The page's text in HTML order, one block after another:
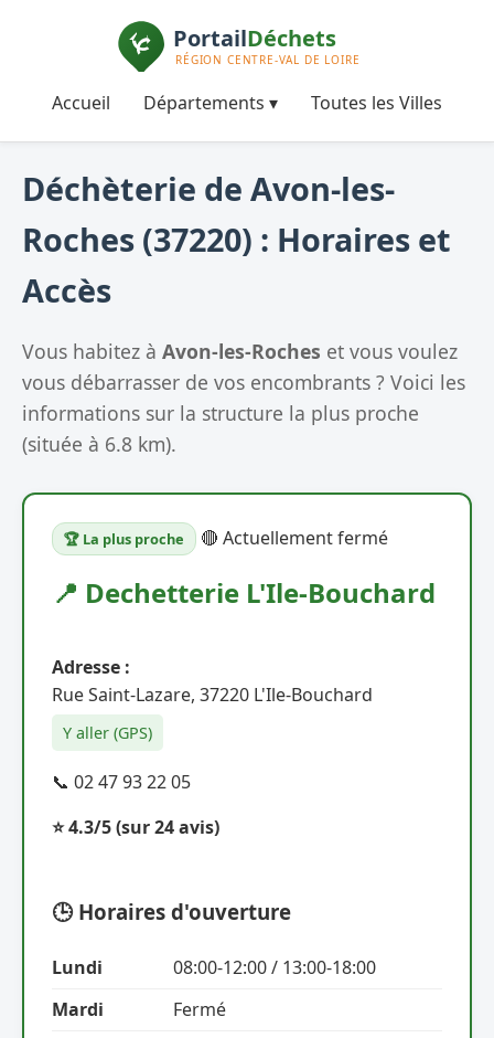
Accueil Départements ▾ Toutes les Villes
Déchèterie de Avon-les-
Roches (37220) : Horaires et
Accès
Vous habitez à Avon-les-Roches et vous voulez
vous débarrasser de vos encombrants ? Voici les
informations sur la structure la plus proche
(située à 6.8 km).
🏆 La plus proche 🔴 Actuellement fermé
📍 Dechetterie L'Ile-Bouchard
Adresse :
Rue Saint-Lazare, 37220 L'Ile-Bouchard
Y aller (GPS)
📞 02 47 93 22 05
⭐ 4.3/5(sur 24 avis)
🕒 Horaires d'ouverture
Lundi
08:00-12:00 / 13:00-18:00
Mardi
Fermé